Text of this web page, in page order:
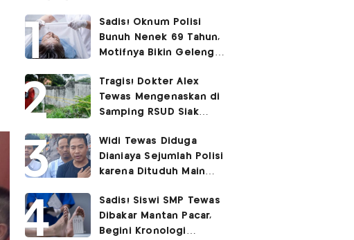
Sadis! Oknum Polisi
Bunuh Nenek 69 Tahun,
Motifnya Bikin Geleng
Tragis! Dokter Alex
Tewas Mengenaskan di
Samping RSUD Siak
Rocuronium
Widi Tewas Diduga
Dianiaya Sejumlah Polisi
karena Dituduh Main
Sadis! Siswi SMP Tewas
Dibakar Mantan Pacar,
Begini Kronologi